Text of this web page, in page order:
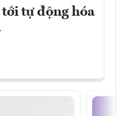
tự động hóa